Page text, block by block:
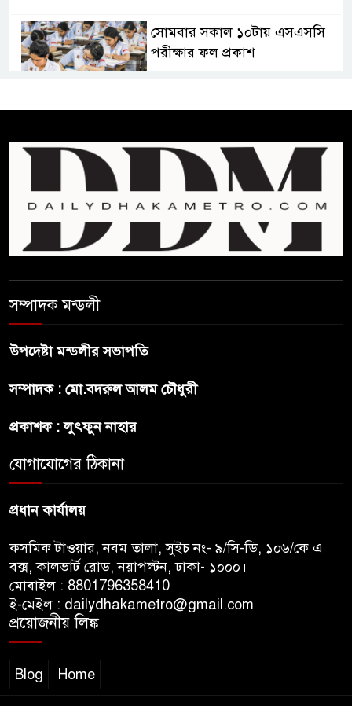
সোমবার সকাল ১০টায় এসএসসি
পরীক্ষার ফল প্রকাশ
প্রধানমন্ত্রী
ফিফা সভাপতির বিরুদ্ধে এবার
‘নারী সংক্রান্ত অভিযোগ
ছেলেকে নিয়ে রোনালদোর যে বড়
ট্রাম্পের ৪০ কোটি ডলারের ‘বলরুম
সম্পাদক মন্ডলী
উপদেষ্টা মন্ডলীর সভাপতি
সম্পাদক : মো.বদরুল আলম চৌধুরী
প্রকাশক : লুৎফুন নাহার
যোগাযোগের ঠিকানা
প্রধান কার্যালয়
কসমিক টাওয়ার, নবম তালা, সুইচ নং- ৯/সি-ডি, ১০৬/কে এ
বক্স, কালভার্ট রোড, নয়াপল্টন, ঢাকা- ১০০০।
মোবাইল : 8801796358410
ই-মেইল : dailydhakametro@gmail.com
প্রয়োজনীয় লিঙ্ক
Blog Home